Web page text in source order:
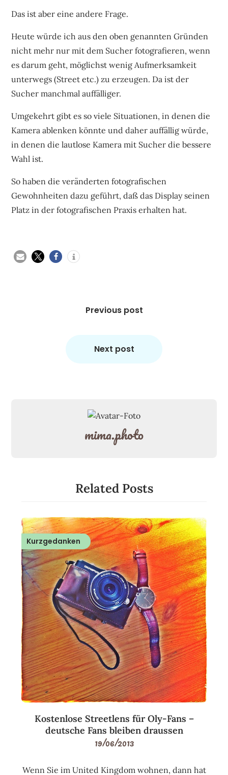
Das ist aber eine andere Frage.
Heute würde ich aus den oben genannten Gründen
nicht mehr nur mit dem Sucher fotografieren, wenn
es darum geht, möglichst wenig Aufmerksamkeit
unterwegs (Street etc.) zu erzeugen. Da ist der
Sucher manchmal auffälliger.
Umgekehrt gibt es so viele Situationen, in denen die
Kamera ablenken könnte und daher auffällig würde,
in denen die lautlose Kamera mit Sucher die bessere
Wahl ist.
So haben die veränderten fotografischen
Gewohnheiten dazu geführt, daß das Display seinen
Platz in der fotografischen Praxis erhalten hat.
Previous post
Next post
mima.photo
Related Posts
Kurzgedanken
Kostenlose Streetlens für Oly-Fans –
deutsche Fans bleiben draussen
19/06/2013
Wenn Sie im United Kingdom wohnen, dann hat